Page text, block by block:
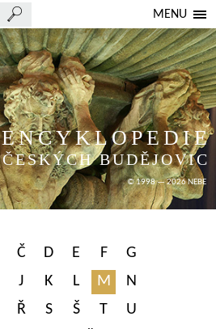
MENU
ENCYKLOPEDIE
ČESKÝCH BUDĚJOVIC
© 1998 — 2026 NEBE
Č D E F
G
J K L M
N
Ř S Š T
U